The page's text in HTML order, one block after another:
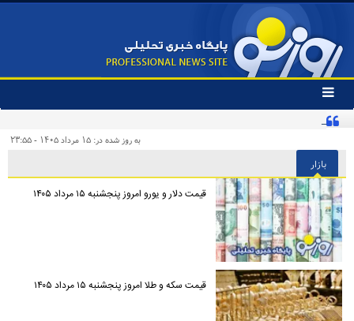
تغییر
وضعیت
منوی
ها
به روز شده در: ۱۵ مرداد ۱۴۰۵ - ۲۳:۵۵
بازار
قیمت دلار و یورو امروز پنجشنبه ۱۵ مرداد ۱۴۰۵
قیمت سکه و طلا امروز پنجشنبه ۱۵ مرداد ۱۴۰۵